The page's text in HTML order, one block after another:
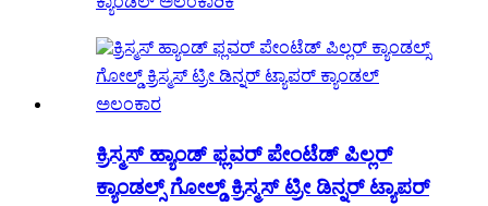
ಕ್ರಿಸ್ಮಸ್ ಹ್ಯಾಂಡ್ ಫ್ಲವರ್ ಪೇಂಟೆಡ್ ಪಿಲ್ಲರ್
ಕ್ಯಾಂಡಲ್ಸ್ ಗೋಲ್ಡ್ ಕ್ರಿಸ್ಮಸ್ ಟ್ರೀ ಡಿನ್ನರ್ ಟ್ಯಾಪರ್